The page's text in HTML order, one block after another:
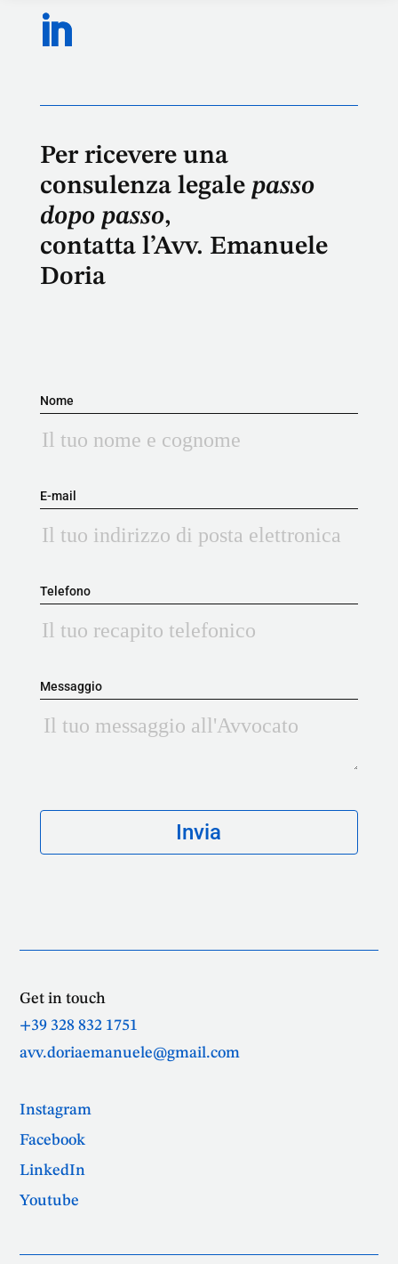
Per ricevere una
consulenza legale passo
dopo passo,
contatta l’Avv. Emanuele
Doria
Nome
E-mail
Telefono
Messaggio
Get in touch
+39 328 832 1751
avv.doriaemanuele@gmail.com
Instagram
Facebook
LinkedIn
Youtube